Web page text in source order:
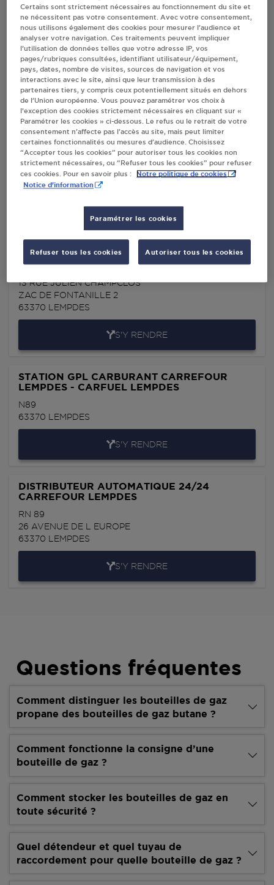
Villes
CARREFOUR FRA240 LEMPDES
RN 89
26 AVENUE DE L EUROPE
63370
LEMPDES
S'Y RENDRE
CARREFOUR EXPRESS LEMPDES
7 PLACE CHARLES DE GAULLE
S'Y RENDRE
DANIEL PERIE SARL LEMPDES
13 RUE JULIEN CHAMPCLOS
ZAC DE FONTANILLE 2
63370 LEMPDES
S'Y RENDRE
STATION GPL CARBURANT CARREFOUR
LEMPDES - CARFUEL LEMPDES
N89
63370 LEMPDES
S'Y RENDRE
DISTRIBUTEUR AUTOMATIQUE 24/24
CARREFOUR LEMPDES
RN 89
26 AVENUE DE L EUROPE
63370 LEMPDES
S'Y RENDRE
Questions fréquentes
Comment distinguer les bouteilles de gaz
propane des bouteilles de gaz butane ?
Comment fonctionne la consigne d’une
bouteille de gaz ?
Comment stocker les bouteilles de gaz en
toute sécurité ?
Quel détendeur et quel tuyau de
raccordement pour quelle bouteille de gaz ?
Certains sont strictement nécessaires au fonctionnement du site et
ne nécessitent pas votre consentement. Avec votre consentement,
nous utilisons également des cookies pour mesurer l’audience et
analyser votre navigation. Ces traitements peuvent impliquer
l’utilisation de données telles que votre adresse IP, vos
pages/rubriques consultées, identifiant utilisateur/équipement,
pays, dates, nombre de visites, sources de navigation et vos
interactions avec le site, ainsi que leur transmission à des
partenaires tiers, y compris ceux potentiellement situés en dehors
de l’Union européenne. Vous pouvez paramétrer vos choix à
l’exception des cookies strictement nécessaires en cliquant sur «
Paramétrer les cookies » ci-dessous. Le refus ou le retrait de votre
consentement n’affecte pas l’accès au site, mais peut limiter
certaines fonctionnalités ou mesures d’audience. Choisissez
“Accepter tous les cookies” pour autoriser tous les cookies non
strictement nécessaires, ou “Refuser tous les cookies” pour refuser
ces cookies. Pour en savoir plus :
Notre politique de cookies
Notice d'information
Paramétrer les cookies
Refuser tous les cookies Autoriser tous les cookies